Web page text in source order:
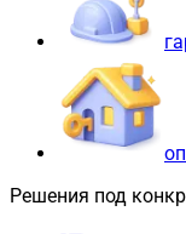
Решения под